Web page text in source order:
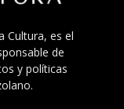
Cultura, es el
de
y políticas